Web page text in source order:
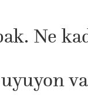
Ne